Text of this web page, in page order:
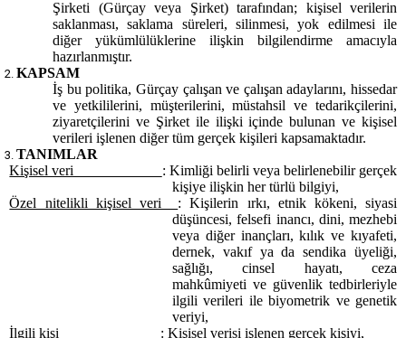
Şirketi (Gürçay veya Şirket) tarafından; kişisel verilerin
saklanması, saklama süreleri, silinmesi, yok edilmesi ile
diğer yükümlülüklerine ilişkin bilgilendirme amacıyla
hazırlanmıştır.
KAPSAM
İş bu politika, Gürçay çalışan ve çalışan adaylarını, hissedar
ve yetkililerini, müşterilerini, müstahsil ve tedarikçilerini,
ziyaretçilerini ve Şirket ile ilişki içinde bulunan ve kişisel
verileri işlenen diğer tüm gerçek kişileri kapsamaktadır.
TANIMLAR
Kişisel veri : Kimliği belirli veya belirlenebilir gerçek
kişiye ilişkin her türlü bilgiyi,
Özel nitelikli kişisel veri : Kişilerin ırkı, etnik kökeni, siyasi
düşüncesi, felsefi inancı, dini, mezhebi
veya diğer inançları, kılık ve kıyafeti,
dernek, vakıf ya da sendika üyeliği,
sağlığı, cinsel hayatı, ceza
mahkûmiyeti ve güvenlik tedbirleriyle
ilgili verileri ile biyometrik ve genetik
veriyi,
İlgili kişi : Kişisel verisi işlenen gerçek kişiyi,